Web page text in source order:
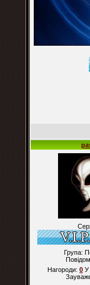
Група:
Нагороди: 0 У